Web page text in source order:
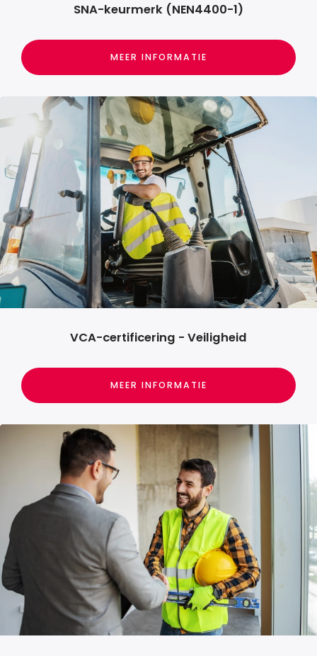
SNA-keurmerk (NEN4400-1)
MEER INFORMATIE
VCA-certificering - Veiligheid
MEER INFORMATIE